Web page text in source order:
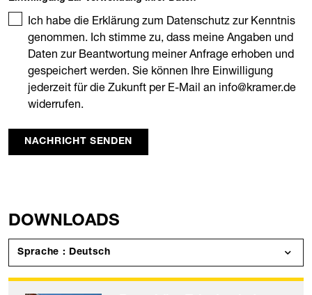
Ich habe die Erklärung zum Datenschutz zur Kenntnis
genommen. Ich stimme zu, dass meine Angaben und
Daten zur Beantwortung meiner Anfrage erhoben und
gespeichert werden. Sie können Ihre Einwilligung
jederzeit für die Zukunft per E-Mail an info@kramer.de
widerrufen.
NACHRICHT SENDEN
DOWNLOADS
Sprache : Deutsch